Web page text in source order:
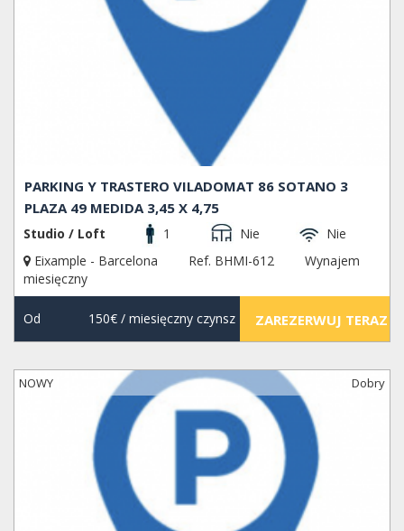
PARKING Y TRASTERO VILADOMAT 86 SOTANO 3
PLAZA 49 MEDIDA 3,45 X 4,75
Studio / Loft 1 Nie
Nie
Eixample - Barcelona
Ref. BHMI-612
Wynajem
miesięczny
Od 150€/ miesięczny czynsz ZAREZERWUJ TERAZ
NOWY Dobry